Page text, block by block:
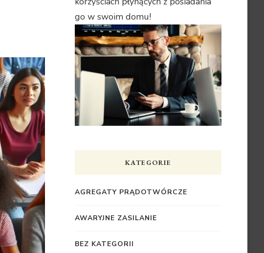
go w swoim domu!
KATEGORIE
AGREGATY PRĄDOTWÓRCZE
AWARYJNE ZASILANIE
BEZ KATEGORII